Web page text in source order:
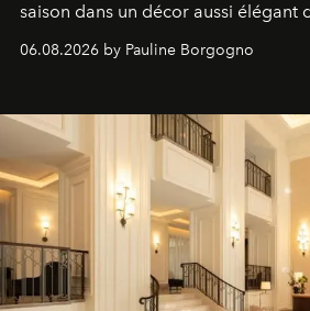
saison dans un décor aussi élégant
06.08.2026 by Pauline Borgogno